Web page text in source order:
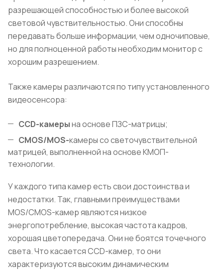
разрешающей способностью и более высокой
световой чувствительностью. Они способны
передавать больше информации, чем одночиповые,
но для полноценной работы необходим монитор с
хорошим разрешением.
Также камеры различаются по типу установленного
видеосенсора:
CCD-камерына основе ПЗС-матрицы;
CMOS/MOS-камеры со светочувствительной
матрицей, выполненной на основе КМОП-
технологии.
У каждого типа камер есть свои достоинства и
недостатки. Так, главными преимуществами
MOS/CMOS-камер являются низкое
энергопотребление, высокая частота кадров,
хорошая цветопередача. Они не боятся точечного
света. Что касается CCD-камер, то они
характеризуются высоким динамическим